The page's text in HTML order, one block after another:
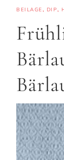
BEILAGE, DIP,